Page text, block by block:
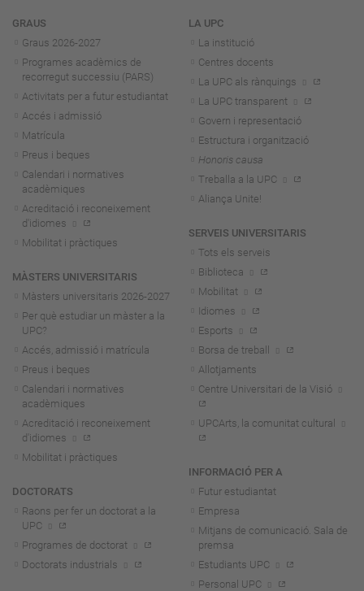
Navegació
GRAUS
Graus 2026-2027
Programes acadèmics de
recorregut successiu (PARS)
Activitats per a futur estudiantat
Accés i admissió
Matrícula
Preus i beques
Calendari i normatives
acadèmiques
Acreditació i reconeixement
d'idiomes
Mobilitat i pràctiques
MÀSTERS UNIVERSITARIS
Màsters universitaris 2026-2027
Per què estudiar un màster a la
UPC?
Accés, admissió i matrícula
Preus i beques
Calendari i normatives
acadèmiques
Acreditació i reconeixement
d'idiomes
Mobilitat i pràctiques
DOCTORATS
Raons per fer un doctorat a la
UPC
Programes de doctorat
Doctorats industrials
LA UPC
La institució
Centres docents
La UPC als rànquings
La UPC transparent
Govern i representació
Estructura i organització
Honoris causa
Treballa a la UPC
Aliança Unite!
SERVEIS UNIVERSITARIS
Tots els serveis
Biblioteca
Mobilitat
Idiomes
Esports
Borsa de treball
Allotjaments
Centre Universitari de la Visió
UPCArts, la comunitat cultural
INFORMACIÓ PER A
Futur estudiantat
Empresa
Mitjans de comunicació. Sala de
premsa
Estudiants UPC
Personal UPC